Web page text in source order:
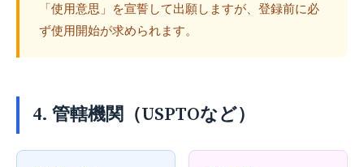
「使用意思」を宣誓して出願しますが、登録前に必
ず使用開始が求められます。
4. 管轄機関（USPTOなど）